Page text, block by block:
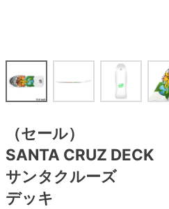
（セール）
SANTA CRUZ DECK
サンタクルーズ
デッキ
8.4inch
8.6inch
8.7inch
8.8inch
8.5inch
8.7inch
8.8inch
8.9inch
64mm
70mm
72mm
75mm
スケートケース・バッグ
メディア（雑誌・DVD・CD）
27.5cm
28.5cm
29cm
29.5cm
ソックス
アンダーウエア
サイズの測り方